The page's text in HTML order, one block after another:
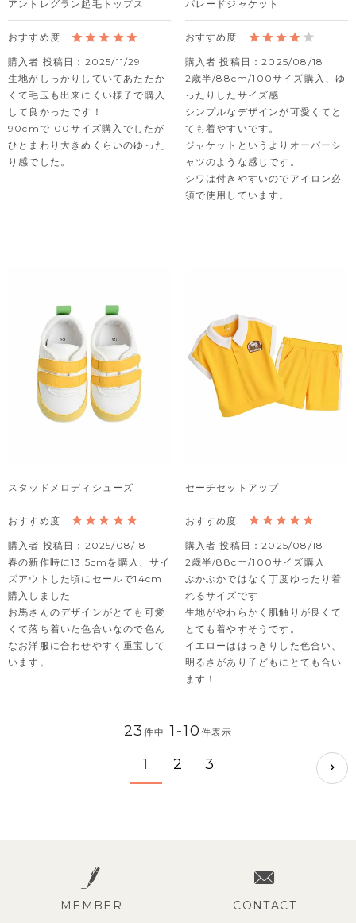
アントレグラン起毛トップス
購入者 投稿日
2025/11/29
生地がしっかりしていてあたたか
くて毛玉も出来にくい様子で購入
して良かったです！
90cmで100サイズ購入でしたが
ひとまわり大きめくらいのゆった
り感でした。
パレードジャケット
購入者 投稿日
2025/08/18
2歳半/88cm/100サイズ購入、ゆ
ったりしたサイズ感
シンプルなデザインが可愛くてと
ても着やすいです。
ジャケットというよりオーバーシ
ャツのような感じです。
シワは付きやすいのでアイロン必
須で使用しています。
スタッドメロディシューズ
購入者 投稿日
2025/08/18
春の新作時に13.5cmを購入、サイ
ズアウトした頃にセールで14cm
購入しました
お馬さんのデザインがとても可愛
くて落ち着いた色合いなので色ん
なお洋服に合わせやすく重宝して
います。
セーチセットアップ
購入者 投稿日
2025/08/18
2歳半/88cm/100サイズ購入
ぶかぶかではなく丁度ゆったり着
れるサイズです
生地がやわらかく肌触りが良くて
とても着やすそうです。
イエローははっきりした色合い、
明るさがあり子どもにとても合い
ます！
23件中 1 -10 件表示
1 2 3
MEMBER CONTACT